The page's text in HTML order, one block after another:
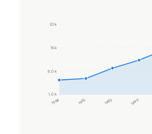
1,0 k
8,0 k
15 k
22 k
1968 1975 1982 1990